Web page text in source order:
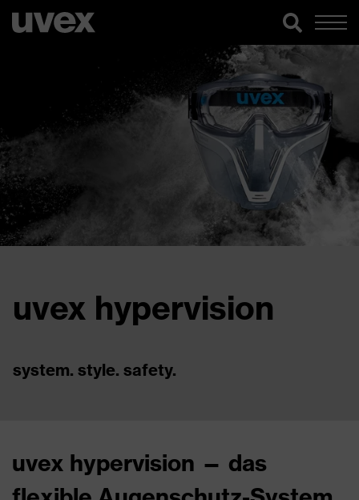
uvex hypervision
system. style. safety.
uvex hypervision — das